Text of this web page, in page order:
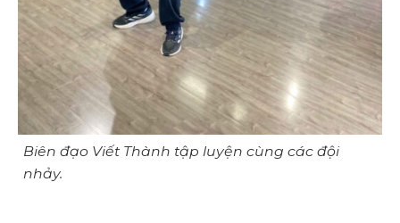
Biên đạo Viết Thành tập luyện cùng các đội
nhảy.